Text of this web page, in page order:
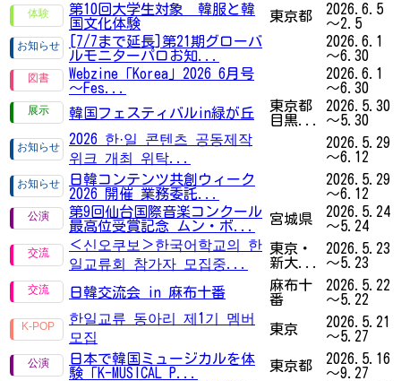
第10回大学生対象 韓服と韓
国文化体験
東京都
2026.6.5
～2.5
[7/7まで延長]第21期グローバ
ルモニターパロお知...
2026.6.1
～6.30
Webzine「Korea」2026 6月号
～Fes...
2026.6.1
～6.30
韓国フェスティバルin緑が丘
東京都
目黒...
2026.5.30
～5.30
2026 한·일 콘텐츠 공동제작
위크 개최 위탁...
2026.5.29
～6.12
日韓コンテンツ共創ウィーク
2026 開催 業務委託...
2026.5.29
～6.12
第9回仙台国際音楽コンクール
最高位受賞記念 ムン・ボ...
宮城県
2026.5.24
～5.24
＜신오쿠보＞한국어학교의 한
일교류회 참가자 모집중...
東京・
新大...
2026.5.23
～5.23
日韓交流会 in 麻布十番
麻布十
番
2026.5.22
～5.22
한일교류 동아리 제1기 멤버
모집
東京
2026.5.21
～5.27
日本で韓国ミュージカルを体
験「K-MUSICAL P...
東京都
2026.5.16
～9.27